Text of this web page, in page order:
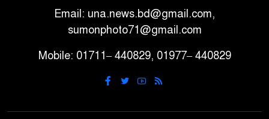
আ.লীগ ও বিএনপির বিরুদ্ধে
সমানভাবে লড়াই চালিয়ে যেতে
হবে: নাহিদ
ঢাবিতে মাথায় কাঁঠাল পড়ে মালির
Email: una.news.bd@gmail.com,
sumonphoto71@gmail.com
Mobile: 01711– 440829, 01977– 440829